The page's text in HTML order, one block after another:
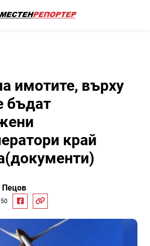
имотите, върху
бъдат
край
Пецов